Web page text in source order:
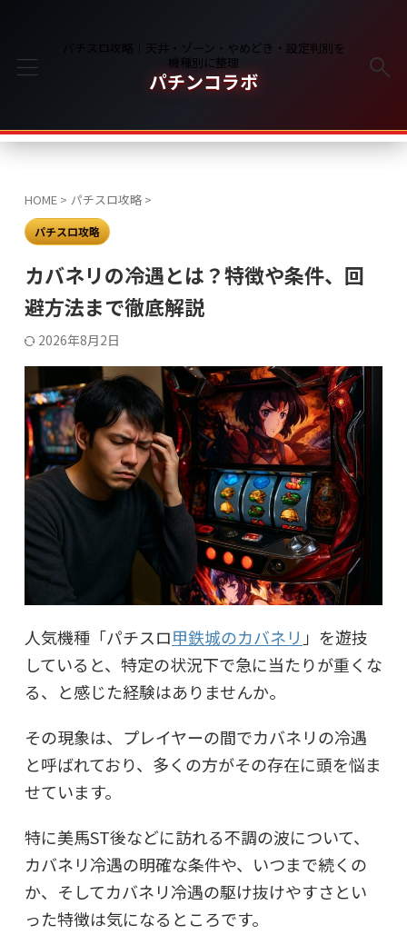
パチスロ攻略｜天井・ゾーン・やめどき・設定判別を
機種別に整理
パチンコラボ
HOME > パチスロ攻略 >
パチスロ攻略
カバネリの冷遇とは？特徴や条件、回
避方法まで徹底解説
2026年8月2日
人気機種「パチスロ甲鉄城のカバネリ 」を遊技
していると、特定の状況下で急に当たりが重くな
る、と感じた経験はありませんか。
その現象は、プレイヤーの間でカバネリの冷遇
と呼ばれており、多くの方がその存在に頭を悩ま
せています。
特に美馬ST後などに訪れる不調の波について、
カバネリ冷遇の明確な条件や、いつまで続くの
か、そしてカバネリ冷遇の駆け抜けやすさとい
った特徴は気になるところです。